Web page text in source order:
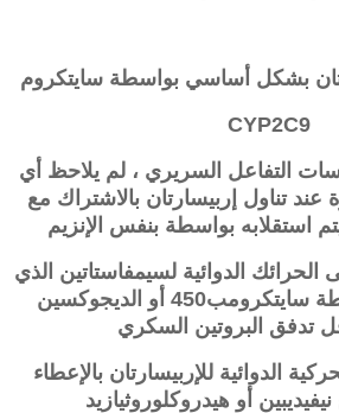
بشكل أساسي بواسطة سايتكروم
CYP2C9
التفاعل السريري ، لم يلاحظ أي
عند تناول إربيسارتان بالاشتراك مع
استقلابه بواسطة بنفس الإنزيم
الحرائك الدوائية لسيمفاستاتين الذي
يتم استقلابه بواسطة سايتكرومب450 أو الديجوكسين
تدفق البروتين السكري
الدوائية للإربيسارتان بالإعطاء
أو هيدروكلوروثيازيد